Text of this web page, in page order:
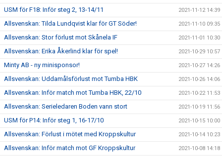
USM för F18: Inför steg 2, 13-14/11 2021-11-12 14:39
Allsvenskan: Tilda Lundqvist klar för GT Söder! 2021-11-10 09:35
Allsvenskan: Stor förlust mot Skånela IF 2021-11-01 10:30
Allsvenskan: Erika Åkerlind klar för spel! 2021-10-29 10:57
Minty AB - ny minisponsor! 2021-10-27 14:26
Allsvenskan: Uddamålsförlust mot Tumba HBK 2021-10-26 14:06
Allsvenskan: Inför match mot Tumba HBK, 22/10 2021-10-22 11:53
Allsvenskan: Serieledaren Boden vann stort 2021-10-19 11:56
USM för P14: Inför steg 1, 16-17/10 2021-10-15 10:00
Allsvenskan: Förlust i mötet med Kroppskultur 2021-10-14 10:23
Allsvenskan: Inför match mot GF Kroppskultur 2021-10-08 14:18